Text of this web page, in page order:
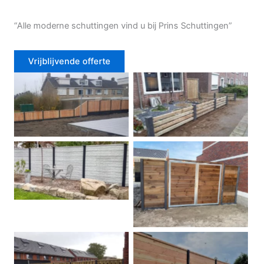
“Alle moderne schuttingen vind u bij Prins Schuttingen”
Vrijblijvende offerte
Douglas schutting Tuinhek voortuin
Betonschutting
Dubbele poort